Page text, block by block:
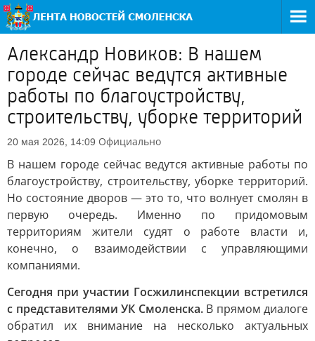
Александр Новиков: В нашем
городе сейчас ведутся активные
работы по благоустройству,
строительству, уборке территорий
20 мая 2026, 14:09 Официально
В нашем городе сейчас ведутся активные работы по
благоустройству, строительству, уборке территорий.
Но состояние дворов — это то, что волнует смолян в
первую очередь. Именно по придомовым
территориям жители судят о работе власти и,
конечно, о взаимодействии с управляющими
компаниями.
Сегодня при участии Госжилинспекции встретился
с представителями УК Смоленска.В прямом диалоге
обратил их внимание на несколько актуальных